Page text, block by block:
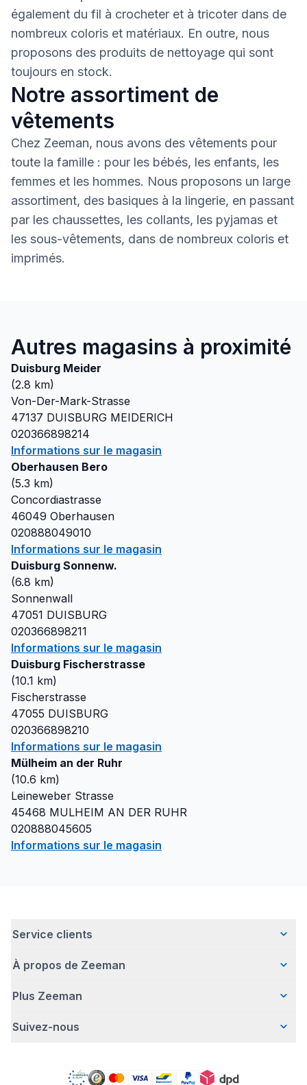
également du fil à crocheter et à tricoter dans de
nombreux coloris et matériaux. En outre, nous
proposons des produits de nettoyage qui sont
toujours en stock.
Notre assortiment de
vêtements
Chez Zeeman, nous avons des vêtements pour
toute la famille : pour les bébés, les enfants, les
femmes et les hommes. Nous proposons un large
assortiment, des basiques à la lingerie, en passant
par les chaussettes, les collants, les pyjamas et
les sous-vêtements, dans de nombreux coloris et
imprimés.
Autres magasins à proximité
Duisburg Meider
(2.8 km)
Von-Der-Mark-Strasse
47137 DUISBURG MEIDERICH
020366898214
Informations sur le magasin
Oberhausen Bero
(5.3 km)
Concordiastrasse
46049 Oberhausen
020888049010
Informations sur le magasin
Duisburg Sonnenw.
(6.8 km)
Sonnenwall
47051 DUISBURG
020366898211
Informations sur le magasin
Duisburg Fischerstrasse
(10.1 km)
Fischerstrasse
47055 DUISBURG
020366898210
Informations sur le magasin
Mülheim an der Ruhr
(10.6 km)
Leineweber Strasse
45468 MULHEIM AN DER RUHR
020888045605
Informations sur le magasin
Service clients
Questions fréquentes
Livraison
Retour d'articles
À propos de Zeeman
Qui sommes-nous ?
Une entreprise responsable
Rapport annuel RSE
Plus Zeeman
Avertissement de sécurité
Nos campagnes
Suivez-nous